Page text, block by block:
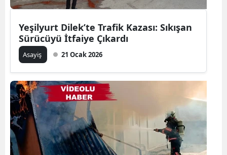
Yeşilyurt Dilek’te Trafik Kazası: Sıkışan
Sürücüyü İtfaiye Çıkardı
Asayiş 21 Ocak 2026